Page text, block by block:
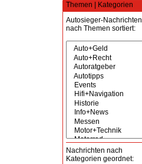
Themen | Kategorien
Autosieger-Nachrichten
nach Themen sortiert:
Nachrichten nach
Kategorien geordnet: